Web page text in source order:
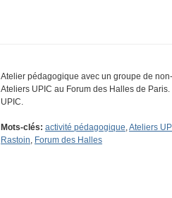
Atelier pédagogique avec un groupe de
Ateliers UPIC au Forum des Halles de
UPIC.
Mots-clés: activité pédagogique,Ateliers
Rastoin, Forum des Halles